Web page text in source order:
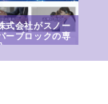
式会社がスノー
ーブロックの専